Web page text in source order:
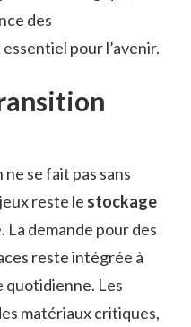
des
pour l’avenir.
se fait pas sans
reste le stockage
La demande pour des
reste intégrée à
quotidienne. Les
matériaux critiques,